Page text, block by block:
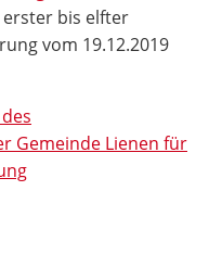
erster bis elfter
vom 19.12.2019
Gemeinde Lienen für